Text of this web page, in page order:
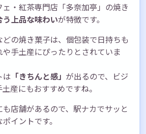
・紅茶専門店「多奈加亭」の焼き
う上品な味わいが特徴です。
の焼き菓子は、個包装で日持ちも
手土産にぴったりとされていま
は 「きちんと感」 が出るので、ビジ
産にもおすすめですね。
店舗があるので、駅ナカでサッと
イントです。